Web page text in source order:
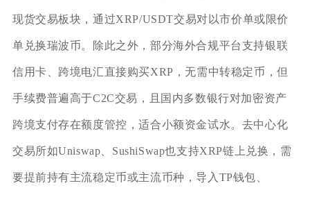
现货交易板块，通过XRP/USDT交易对以市价单或限价
单兑换瑞波币。除此之外，部分海外合规平台支持银联
信用卡、跨境电汇直接购买XRP，无需中转稳定币，但
手续费普遍高于C2C交易，且国内多数银行对加密资产
跨境支付存在额度管控，适合小额资金试水。去中心化
交易所如Uniswap、SushiSwap也支持XRP链上兑换，需
要提前持有主流稳定币或主流币种，导入TP钱包、